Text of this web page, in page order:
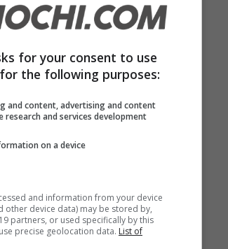
allasicurezza online.
di questioni di
Paese. Ecco, a seguire, i
legata alla
online. Nel dettaglio,
delle attività online
for your consent to use
the following purposes:
and content, advertising and content
research and services development
on a device
and information from your device
other device data) may be stored by,
partners, or used specifically by this
precise geolocation data. List of